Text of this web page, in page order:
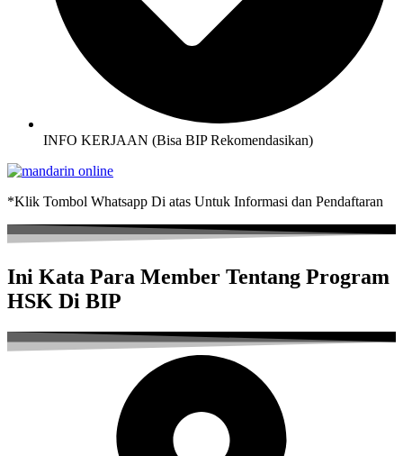
INFO KERJAAN (Bisa BIP Rekomendasikan)
*Klik Tombol Whatsapp Di atas Untuk Informasi dan Pendaftaran
Ini Kata Para Member Tentang Program
HSK Di BIP